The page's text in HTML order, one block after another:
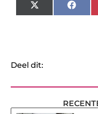
X
(Twitter)
Deel dit: